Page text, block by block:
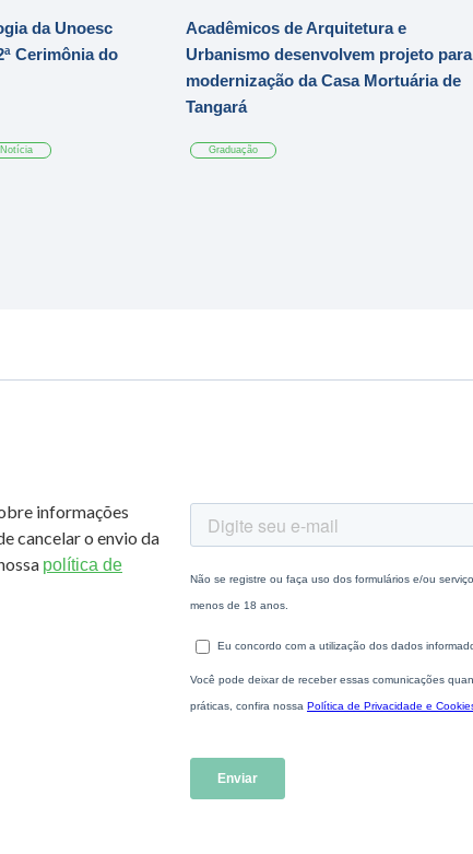
da Unoesc
Cerimônia do
Notícia
Acadêmicos de Arquitetura e
Urbanismo desenvolvem projeto para
modernização da Casa Mortuária de
Tangará
Graduação
informações
cancelar o envio da
política de